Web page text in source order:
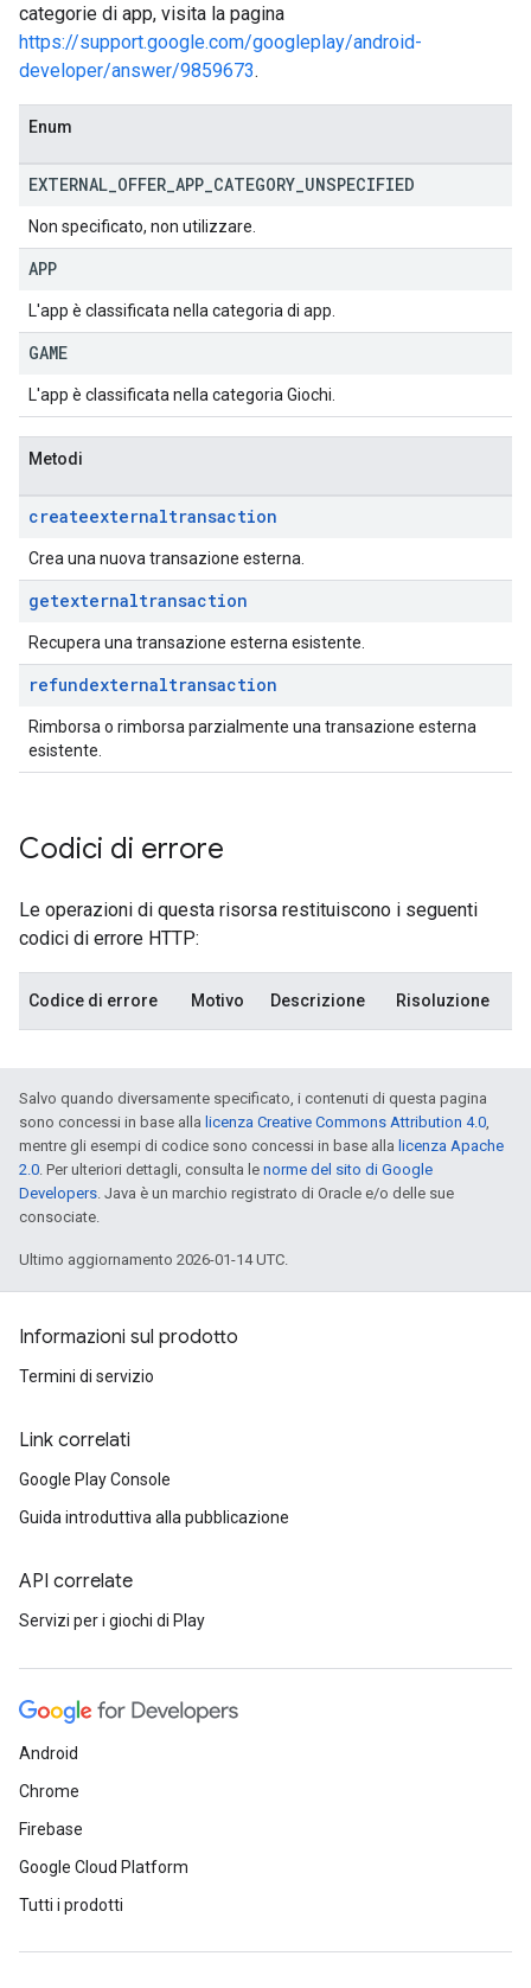
categorie di app, visita la pagina
https://support.google.com/googleplay/android-
developer/answer/9859673.
Enum
EXTERNAL OFFER APP CATEGORY UNSPECIFIED
Non specificato, non utilizzare.
APP
L'app è classificata nella categoria di app.
GAME
L'app è classificata nella categoria Giochi.
Metodi
createexternaltransaction
Crea una nuova transazione esterna.
getexternaltransaction
Recupera una transazione esterna esistente.
refundexternaltransaction
Rimborsa o rimborsa parzialmente una transazione esterna
esistente.
Codici di errore
Le operazioni di questa risorsa restituiscono i seguenti
codici di errore HTTP:
Codice di errore Motivo Descrizione Risoluzione
Salvo quando diversamente specificato, i contenuti di questa pagina
sono concessi in base alla licenza Creative Commons Attribution 4.0,
mentre gli esempi di codice sono concessi in base alla licenza Apache
2.0. Per ulteriori dettagli, consulta le norme del sito di Google
Developers. Java è un marchio registrato di Oracle e/o delle sue
consociate.
Ultimo aggiornamento 2026-01-14 UTC.
Informazioni sul prodotto
Termini di servizio
Link correlati
Google Play Console
Guida introduttiva alla pubblicazione
API correlate
Servizi per i giochi di Play
Android
Chrome
Firebase
Google Cloud Platform
Tutti i prodotti